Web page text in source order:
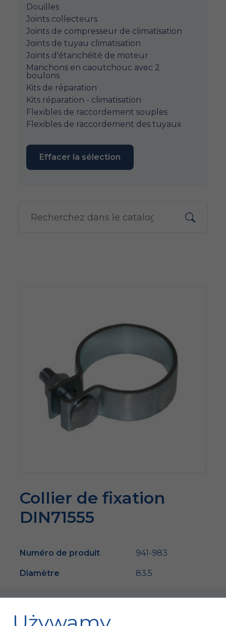
Douilles
Joints collecteurs
Joints de compresseur de climatisation
Joints de tuyau climatisation
Joints d'étanchéité de moteur
Manchons en caoutchouc avec 2
boulons
Kits de réparation
Kits réparation - climatisation
Flexibles de raccordement souples
Flexibles de raccordement des tuyaux
Effacer la sélection
Collier de fixation
DIN71555
Numéro de produit 941-983
Diamètre 83.5